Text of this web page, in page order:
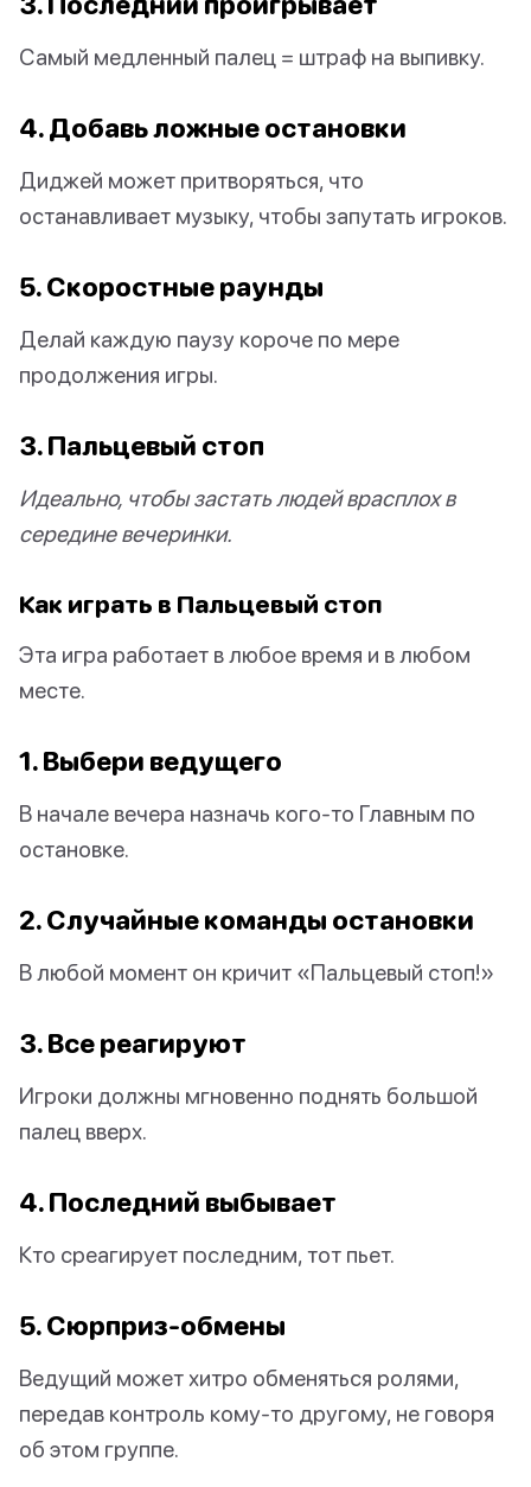
Самый медленный палец = штраф на выпивку.
4. Добавь ложные остановки
Диджей может притворяться, что
останавливает музыку, чтобы запутать игроков.
5. Скоростные раунды
Делай каждую паузу короче по мере
продолжения игры.
3. Пальцевый стоп
Идеально, чтобы застать людей врасплох в
середине вечеринки.
Как играть в Пальцевый стоп
Эта игра работает в любое время и в любом
месте.
1. Выбери ведущего
В начале вечера назначь кого-то Главным по
остановке.
2. Случайные команды остановки
В любой момент он кричит «Пальцевый стоп!»
3. Все реагируют
Игроки должны мгновенно поднять большой
палец вверх.
4. Последний выбывает
Кто среагирует последним, тот пьет.
5. Сюрприз-обмены
Ведущий может хитро обменяться ролями,
передав контроль кому-то другому, не говоря
об этом группе.